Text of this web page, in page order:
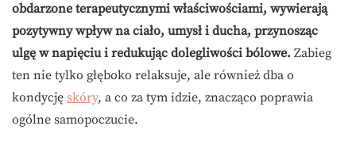
obdarzone terapeutycznymi właściwościami, wywierają
pozytywny wpływ na ciało, umysł i ducha, przynosząc
ulgę w napięciu i redukując dolegliwości bólowe. Zabieg
ten nie tylko głęboko relaksuje, ale również dba o
kondycję skóry, a co za tym idzie, znacząco poprawia
ogólne samopoczucie.